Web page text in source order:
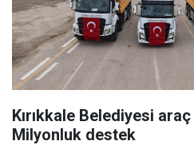
Kırıkkale Belediyesi
Milyonluk destek